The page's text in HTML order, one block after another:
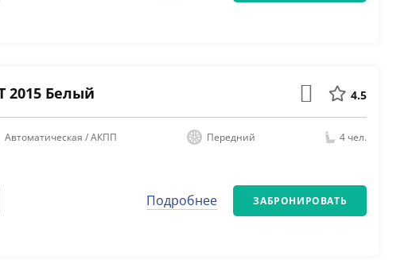
2015 Белый 4.5
Автоматическая / АКПП Передний 4 чел.
Подробнее ЗАБРОНИРОВАТЬ